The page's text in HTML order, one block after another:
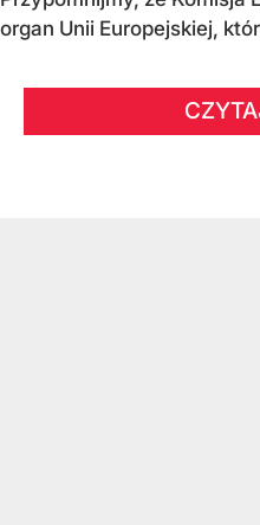
organ Unii Europejskiej,